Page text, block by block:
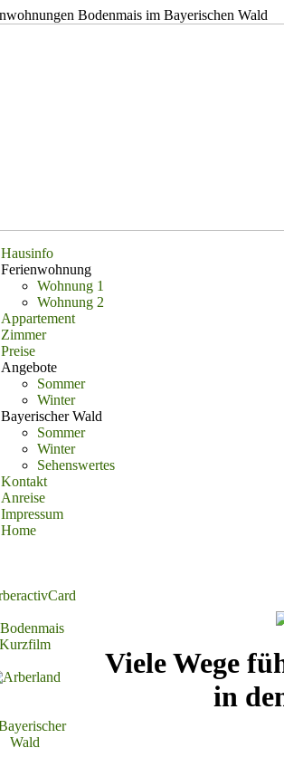
Hausinfo
Ferienwohnung
Wohnung 1
Wohnung 2
Appartement
Zimmer
Preise
Angebote
Sommer
Winter
Bayerischer Wald
Sommer
Winter
Sehenswertes
Kontakt
Anreise
Impressum
Home
Viele Wege
in